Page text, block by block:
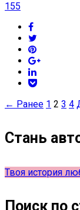
155
← Ранее 1 2 3 4
Стань
Твоя история
Поиск по